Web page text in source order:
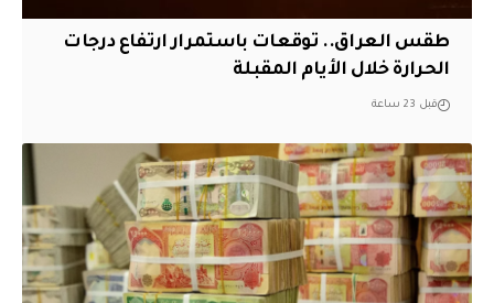
طقس العراق.. توقعات باستمرار ارتفاع درجات
الحرارة خلال الأيام المقبلة
قبل 23 ساعة